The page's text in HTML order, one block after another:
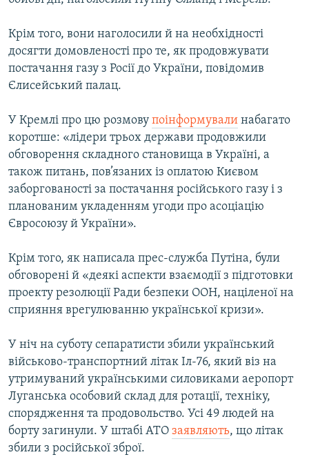
Усі сайти RFE/RL
Крім того, вони наголосили й на необхідності
досягти домовленості про те, як продовжувати
постачання газу з Росії до України, повідомив
Єлисейський палац.
У Кремлі про цю розмову поінформували набагато
коротше: «лідери трьох держави продовжили
обговорення складного становища в Україні, а
також питань, пов’язаних із оплатою Києвом
заборгованості за постачання російського газу і з
планованим укладенням угоди про асоціацію
Євросоюзу й України».
Крім того, як написала прес-служба Путіна, були
обговорені й «деякі аспекти взаємодії з підготовки
проекту резолюції Ради безпеки ООН, націленої на
сприяння врегулюванню української кризи».
У ніч на суботу сепаратисти збили український
військово-транспортний літак Іл-76, який віз на
утримуваний українськими силовиками аеропорт
Луганська особовий склад для ротації, техніку,
спорядження та продовольство. Усі 49 людей на
борту загинули. У штабі АТО заявляють, що літак
збили з російської зброї.